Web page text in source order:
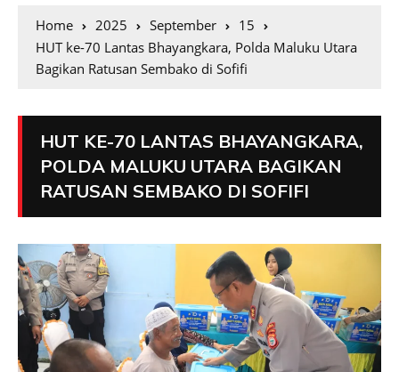
Home 2025 September
15
HUT ke-70 Lantas Bhayangkara, Polda Maluku Utara
Bagikan Ratusan Sembako di Sofifi
HUT KE-70 LANTAS BHAYANGKARA,
POLDA MALUKU UTARA BAGIKAN
RATUSAN SEMBAKO DI SOFIFI